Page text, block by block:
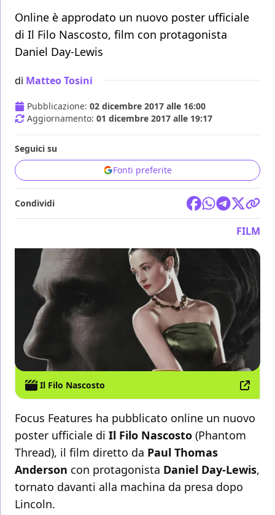
Online è approdato un nuovo poster ufficiale
di Il Filo Nascosto, film con protagonista
Daniel Day-Lewis
di Matteo Tosini
Pubblicazione: 02 dicembre 2017 alle 16:00
Aggiornamento: 01 dicembre 2017 alle 19:17
Seguici su
Fonti preferite
Condividi
FILM
Il Filo Nascosto
Focus Features ha pubblicato online un nuovo
poster ufficiale di Il Filo Nascosto (Phantom
Thread), il film diretto da Paul Thomas
Anderson con protagonista Daniel Day-Lewis,
tornato davanti alla machina da presa dopo
Lincoln.